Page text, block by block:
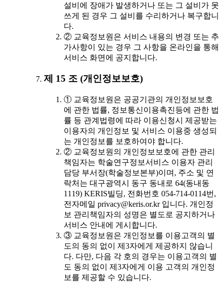
설비에 장애가 발생하거나 또는 그 설비가 못
쓰게 된 경우 그 설비를 수리하거나 복구합니
다.
② 교육정보원은 서비스 내용의 변경 또는 추
가사항이 있는 경우 그 사항을 온라인을 통해
서비스 화면에 공지합니다.
제 15 조 (개인정보보호)
① 교육정보원은 공공기관의 개인정보보호
에 관한 법률, 정보통신이용촉진등에 관한 법
률 등 관계법령에 따라 이용신청시 제공받는
이용자의 개인정보 및 서비스 이용중 생성되
는 개인정보를 보호하여야 합니다.
② 교육정보원의 개인정보보호에 관한 관리
책임자는 학술연구정보서비스 이용자 관리
담당 부서장(학술정보본부)이며, 주소 및 연
락처는 대구광역시 동구 동내로 64(동내동
1119) KERIS빌딩, 전화번호 054-714-0114번,
전자메일 privacy@keris.or.kr 입니다. 개인정
보 관리책임자의 성명은 별도로 공지하거나
서비스 안내에 게시합니다.
③ 교육정보원은 개인정보를 이용고객의 별
도의 동의 없이 제3자에게 제공하지 않습니
다. 다만, 다음 각 호의 경우는 이용고객의 별
도 동의 없이 제3자에게 이용 고객의 개인정
보를 제공할 수 있습니다.